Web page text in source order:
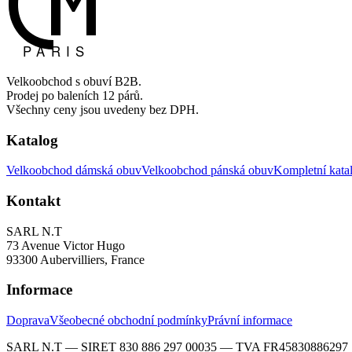
Velkoobchod s obuví B2B.
Prodej po baleních 12 párů.
Všechny ceny jsou uvedeny bez DPH.
Katalog
Velkoobchod dámská obuvVelkoobchod pánská obuvKompletní
Kontakt
SARL N.T
73 Avenue Victor Hugo
93300 Aubervilliers, France
Informace
DopravaVšeobecné obchodní podmínkyPrávní informace
SARL N.T — SIRET 830 886 297 00035 — TVA FR45830886297